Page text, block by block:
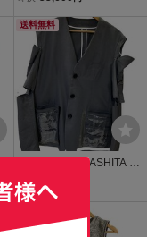
送料無料
TAKAHIROMIYASHITA Th
ポリエステル/GRY/sj.000
即決